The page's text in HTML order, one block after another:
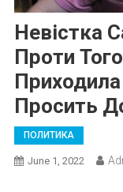
Невістка
Проти
Приходила
Просить
ПОЛИТИКА
June 1, 2022